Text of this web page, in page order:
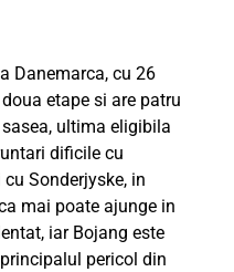
Danemarca, cu 26
etape si are patru
ultima eligibila
dificile cu
Sonderjyske, in
mai poate ajunge in
iar Bojang este
pericol din